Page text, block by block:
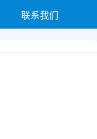
联系我们